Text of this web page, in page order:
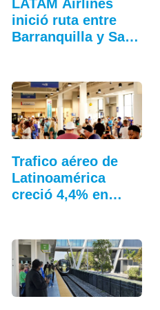
LATAM Airlines
inició ruta entre
Barranquilla y San
Trafico aéreo de
Latinoamérica
creció 4,4% en